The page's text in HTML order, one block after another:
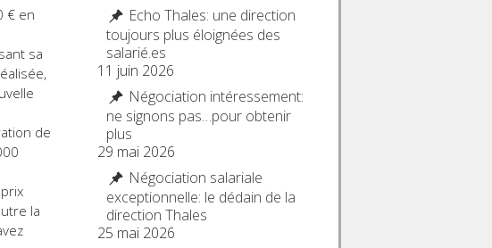
€ en
sa
de
la
Echo Thales: une direction
toujours plus éloignées des
salarié.es
11 juin 2026
Négociation intéressement:
ne signons pas…pour obtenir
plus
29 mai 2026
Négociation salariale
exceptionnelle: le dédain de la
direction Thales
25 mai 2026